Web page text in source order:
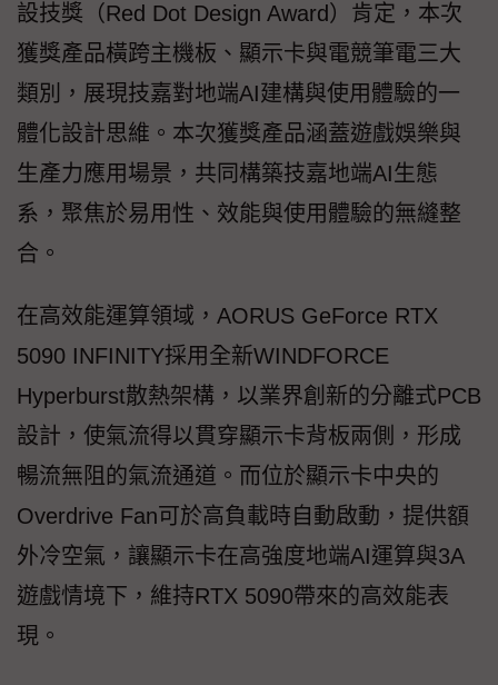
設技獎（Red Dot Design Award）肯定，本次
獲獎產品橫跨主機板、顯示卡與電競筆電三大
類別，展現技嘉對地端AI建構與使用體驗的一
體化設計思維。本次獲獎產品涵蓋遊戲娛樂與
生產力應用場景，共同構築技嘉地端AI生態
系，聚焦於易用性、效能與使用體驗的無縫整
合。
在高效能運算領域，AORUS GeForce RTX
5090 INFINITY採用全新WINDFORCE
Hyperburst散熱架構，以業界創新的分離式PCB
設計，使氣流得以貫穿顯示卡背板兩側，形成
暢流無阻的氣流通道。而位於顯示卡中央的
Overdrive Fan可於高負載時自動啟動，提供額
外冷空氣，讓顯示卡在高強度地端AI運算與3A
遊戲情境下，維持RTX 5090帶來的高效能表
現。